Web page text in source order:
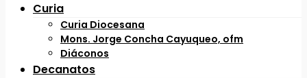
Curia
Curia Diocesana
Mons. Jorge Concha Cayuqueo, ofm
Diáconos
Decanatos